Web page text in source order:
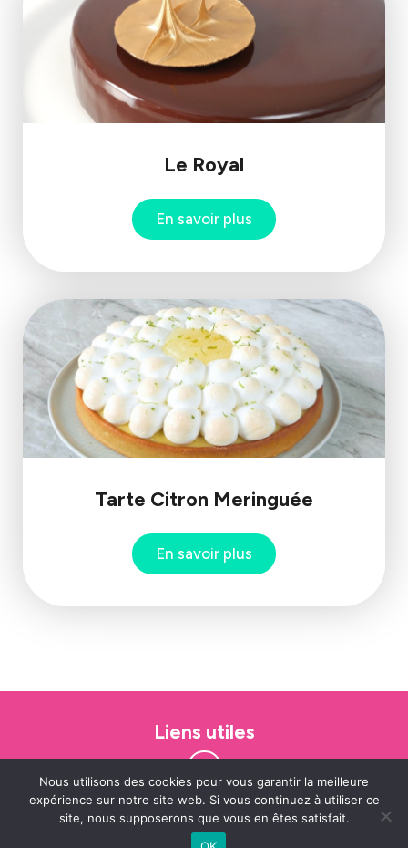
Le Royal
En savoir plus
Tarte Citron Meringuée
En savoir plus
Liens utiles
Les Ateliers de Ludo
© Tous droits réservés 2023-2024
Nous utilisons des cookies pour vous garantir la meilleure
expérience sur notre site web. Si vous continuez à utiliser ce
site, nous supposerons que vous en êtes satisfait.